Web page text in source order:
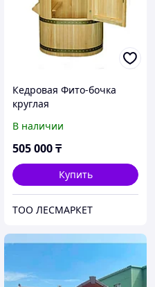
Кедровая Фито-бочка
круглая
0 мм)
В наличии
505 000₸
Купить
ТОО ЛЕСМАРКЕТ